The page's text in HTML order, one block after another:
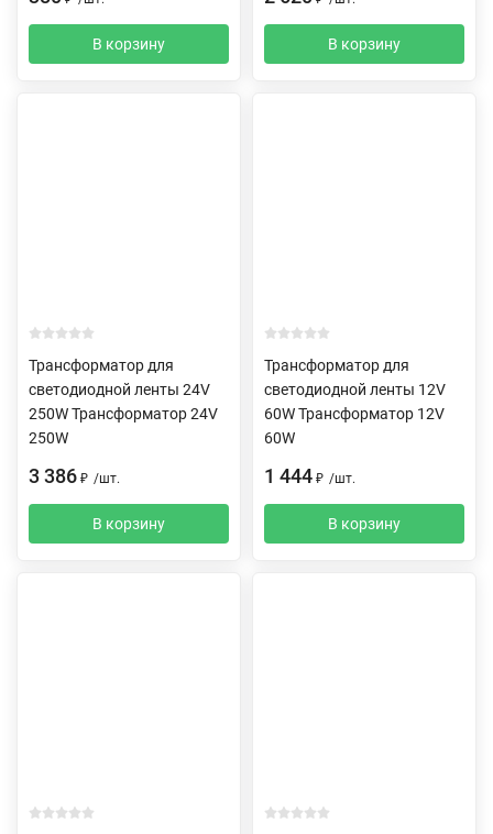
В корзину В корзину
Трансформатор для
светодиодной ленты 24V
250W Трансформатор 24V
250W
3 386 ₽ /шт.
В корзину
Трансформатор для
светодиодной ленты 12V
60W Трансформатор 12V
60W
1 444 ₽ /шт.
В корзину